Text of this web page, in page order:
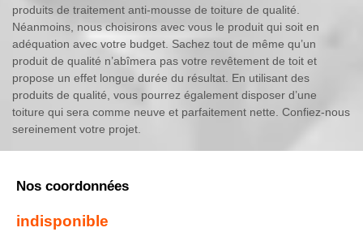
produits de traitement anti-mousse de toiture de qualité.
Néanmoins, nous choisirons avec vous le produit qui soit en
adéquation avec votre budget. Sachez tout de même qu’un
produit de qualité n’abîmera pas votre revêtement de toit et
propose un effet longue durée du résultat. En utilisant des
produits de qualité, vous pourrez également disposer d’une
toiture qui sera comme neuve et parfaitement nette. Confiez-nous
sereinement votre projet.
Nos coordonnées
indisponible